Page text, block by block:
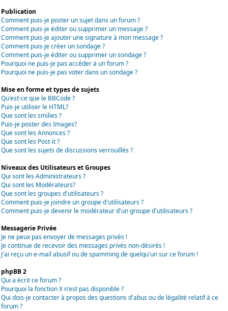
Publication
Comment puis-je poster un sujet dans un forum ?
Comment puis-je éditer ou supprimer un message ?
Comment puis-je ajouter une signature à mon message ?
Comment puis-je créer un sondage ?
Comment puis-je éditer ou supprimer un sondage ?
Pourquoi ne puis-je pas accéder à un forum ?
Pourquoi ne puis-je pas voter dans un sondage ?
Mise en forme et types de sujets
Qu'est-ce que le BBCode ?
Puis-je utiliser le HTML?
Que sont les smilies ?
Puis-je poster des Images?
Que sont les Annonces ?
Que sont les Post-it ?
Que sont les sujets de discussions verrouillés ?
Niveaux des Utilisateurs et Groupes
Qui sont les Administrateurs ?
Qui sont les Modérateurs?
Que sont les groupes d'utilisateurs ?
Comment puis-je joindre un groupe d'utilisateurs ?
Comment puis-je devenir le modérateur d'un groupe d'utilisateurs ?
Messagerie Privée
Je ne peux pas envoyer de messages privés !
Je continue de recevoir des messages privés non-désirés !
J'ai reçu un e-mail abusif ou de spamming de quelqu'un sur ce forum !
phpBB 2
Qui a écrit ce forum ?
Pourquoi la fonction X n'est pas disponible ?
Qui dois-je contacter à propos des questions d'abus ou de légalité relatif à ce
forum ?